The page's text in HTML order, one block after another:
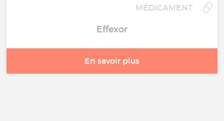
MÉDICAMENT
Effexor
En savoir plus